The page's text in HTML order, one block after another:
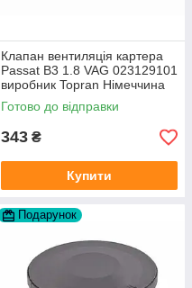
Клапан вентиляція картера
Passat B3 1.8 VAG 023129101
виробник Topran Німеччина
Готово до відправки
343 ₴
Купити
Подарунок